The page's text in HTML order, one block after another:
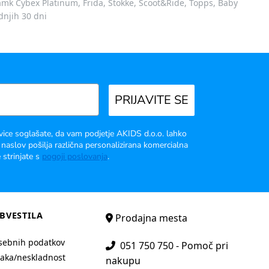
Cybex Platinum, Frida, Stokke, Scoot&Ride, Topps, Baby
30 dni
PRIJAVITE SE
soglašate, da vam podjetje AKIDS d.o.o. lahko
pošilja različna personalizirana komercialna
strinjate s pogoji poslovanja.
podatkov
neskladnost
Prodajna mesta
051 750 750 - Pomoč pri
nakupu